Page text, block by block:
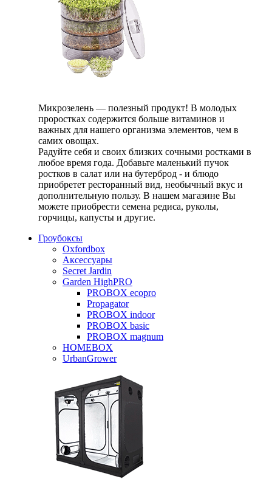
Микрозелень — полезный продукт! В молодых
проростках содержится больше витаминов и
важных для нашего организма элементов, чем в
самих овощах.
Радуйте себя и своих близких сочными ростками в
любое время года. Добавьте маленький пучок
ростков в салат или на бутерброд - и блюдо
приобретет ресторанный вид, необычный вкус и
дополнительную пользу. В нашем магазине Вы
можете приобрести семена редиса, руколы,
горчицы, капусты и другие.
Гроубоксы
Oxfordbox
Аксессуары
Secret Jardin
Garden HighPRO
PROBOX ecopro
Propagator
PROBOX indoor
PROBOX basic
PROBOX magnum
HOMEBOX
UrbanGrower